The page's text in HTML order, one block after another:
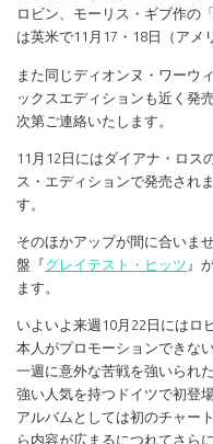
ロビン、モーリス・ギブ作の
は英米で11月17・18日（アメ
また同じディオンヌ・ワーウ
ックスエディションも近く発
次第ご連絡いたします。
11月12日にはダイアナ・ロス
ス・エディションで発売され
す。
そのほかアップが間に合いま
盤『グレイテスト・ヒッツ 』
ます。
いよいよ来週10月22日にはロ
本人がプロモーションできな
一週に意外な苦戦を強いられ
強い人気を持つドイツで初登
アルバムとしては初のチャー
ら内容が広まるにつれてさら